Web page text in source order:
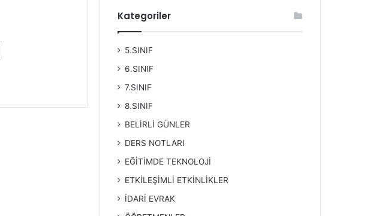
Kategoriler
5.SINIF
6.SINIF
7.SINIF
8.SINIF
BELİRLİ GÜNLER
DERS NOTLARI
EĞİTİMDE TEKNOLOJİ
ETKİLEŞİMLİ ETKİNLİKLER
İDARİ EVRAK